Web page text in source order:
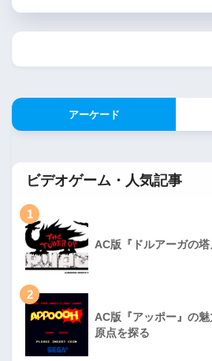
アーケード
ビデオゲーム・人気記事
1
AC版『ドルアーガの
2
AC版『アッポー』の
原点を探る